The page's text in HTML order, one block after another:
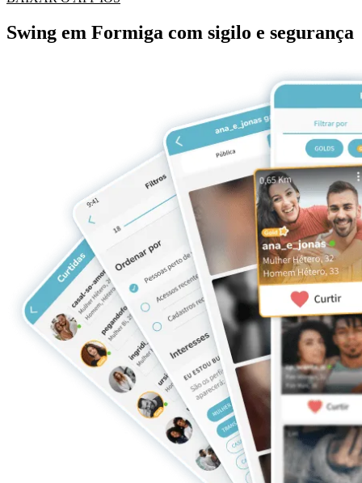
Swing em Formiga com sigilo e segurança